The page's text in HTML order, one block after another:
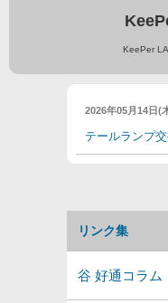
KeePer
2026年05月14日(
テールランプ
リンク集
谷 好通コラム